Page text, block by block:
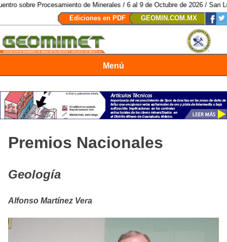
Procesamiento de Minerales / 6 al 9 de Octubre de 2026 / San Luis
Ediciones en PDF
GEOMIN.COM.MX
Menú
Premios Nacionales
Geología
Alfonso Martínez Vera